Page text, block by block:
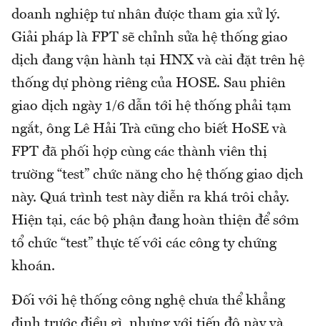
doanh nghiệp tư nhân được tham gia xử lý.
Giải pháp là FPT sẽ chỉnh sửa hệ thống giao
dịch đang vận hành tại HNX và cài đặt trên hệ
thống dự phòng riêng của HOSE. Sau phiên
giao dịch ngày 1/6 dẫn tới hệ thống phải tạm
ngắt, ông Lê Hải Trà cũng cho biết HoSE và
FPT đã phối hợp cùng các thành viên thị
trường “test” chức năng cho hệ thống giao dịch
này. Quá trình test này diễn ra khá trôi chảy.
Hiện tại, các bộ phận đang hoàn thiện để sớm
tổ chức “test” thực tế với các công ty chứng
khoán.
Đối với hệ thống công nghệ chưa thể khẳng